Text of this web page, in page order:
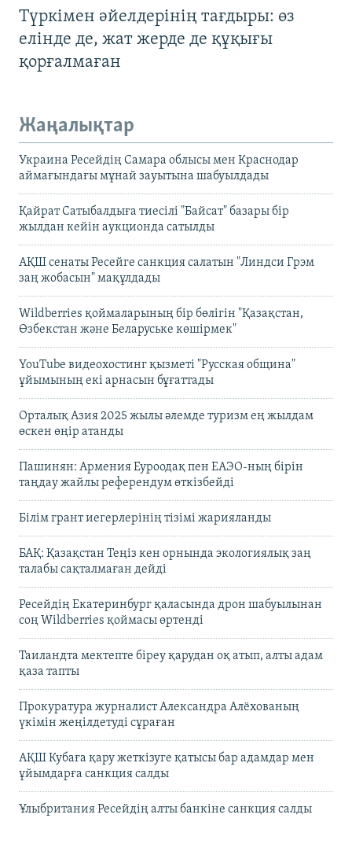
Түркімен әйелдерінің тағдыры: өз
елінде де, жат жерде де құқығы
қорғалмаған
Жаңалықтар
Украина Ресейдің Самара облысы мен Краснодар
аймағындағы мұнай зауытына шабуылдады
Қайрат Сатыбалдыға тиесілі "Байсат" базары бір
жылдан кейін аукционда сатылды
АҚШ сенаты Ресейге санкция салатын "Линдси Грэм
заң жобасын" мақұлдады
Wildberries қоймаларының бір бөлігін "Қазақстан,
Өзбекстан және Беларуське көшірмек"
YouTube видеохостинг қызметі "Русская община"
ұйымының екі арнасын бұғаттады
Орталық Азия 2025 жылы әлемде туризм ең жылдам
өскен өңір атанды
Пашинян: Армения Еуроодақ пен ЕАЭО-ның бірін
таңдау жайлы референдум өткізбейді
Білім грант иегерлерінің тізімі жарияланды
БАҚ: Қазақстан Теңіз кен орнында экологиялық заң
талабы сақталмаған дейді
Ресейдің Екатеринбург қаласында дрон шабуылынан
соң Wildberries қоймасы өртенді
Таиландта мектепте біреу қарудан оқ атып, алты адам
қаза тапты
Прокуратура журналист Александра Алёхованың
үкімін жеңілдетуді сұраған
АҚШ Кубаға қару жеткізуге қатысы бар адамдар мен
ұйымдарға санкция салды
Ұлыбритания Ресейдің алты банкіне санкция салды